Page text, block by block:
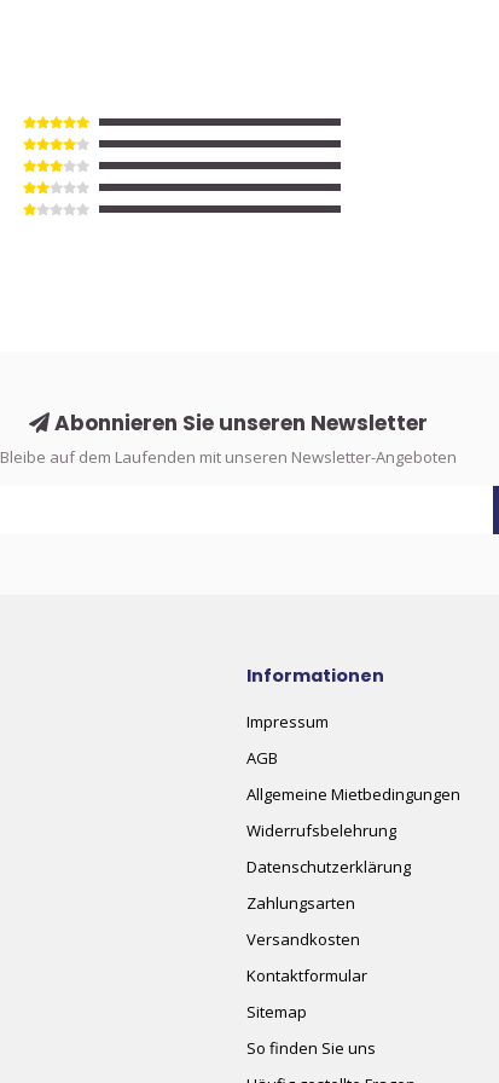
Abonnieren Sie unseren Newsletter
Bleibe auf dem Laufenden mit unseren Newsletter-Angeboten
Informationen
Impressum
AGB
Allgemeine Mietbedingungen
Widerrufsbelehrung
Datenschutzerklärung
Zahlungsarten
Versandkosten
Kontaktformular
Sitemap
So finden Sie uns